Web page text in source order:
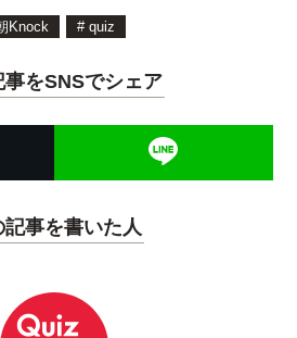
Knock # quiz
事をSNSでシェア
記事を書いた人